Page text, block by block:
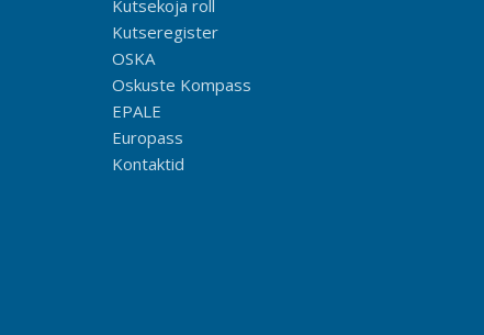
Kutsekoja roll
Kutseregister
OSKA
Oskuste Kompass
EPALE
Europass
Kontaktid